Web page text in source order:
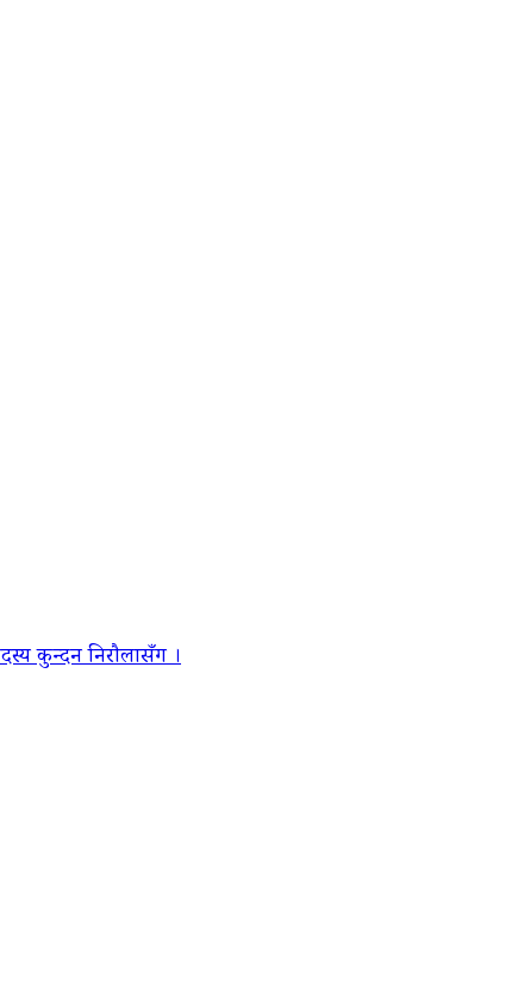
कुन्दन निरौलासँग ।